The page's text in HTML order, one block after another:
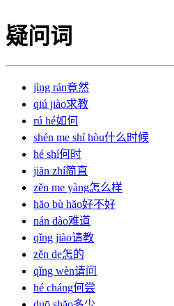
疑问词
jìng rán竟然
qiú jiào求教
rú hé如何
shén me shí hòu什么时候
hé shí何时
jiăn zhí简直
zěn me yàng怎么样
hăo bù hăo好不好
nán dào难道
qǐng jiào请教
zěn de怎的
qǐng wèn请问
hé cháng何尝